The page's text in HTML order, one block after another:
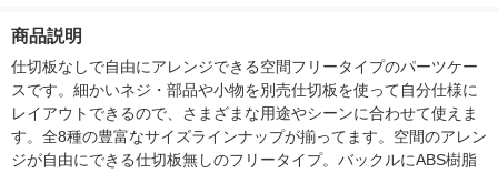
商品説明
仕切板なしで自由にアレンジできる空間フリータイプのパーツケー
スです。細かいネジ・部品や小物を別売仕切板を使って自分仕様に
レイアウトできるので、さまざまな用途やシーンに合わせて使えま
す。全8種の豊富なサイズラインナップが揃ってます。空間のアレン
ジが自由にできる仕切板無しのフリータイプ。バックルにABS樹脂